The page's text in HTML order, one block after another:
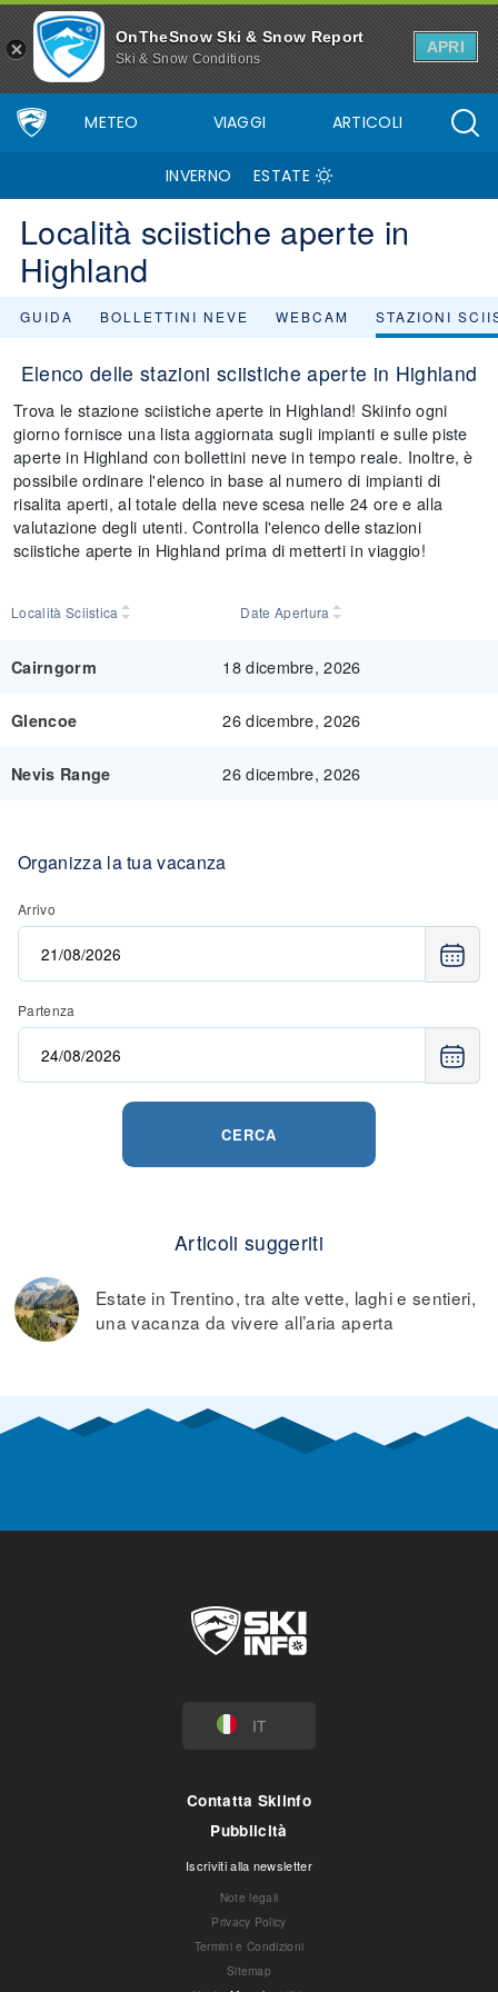
OnTheSnow Ski & Snow Report
Ski & Snow Conditions
APRI
METEO VIAGGI ARTICOLI
INVERNO ESTATE
Località sciistiche aperte in
Highland
GUIDA BOLLETTINI NEVE WEBCAM STAZIONI
Elenco delle stazioni sciistiche aperte in Highland
Trova le stazione sciistiche aperte in Highland! Skiinfo ogni
giorno fornisce una lista aggiornata sugli impianti e sulle piste
aperte in Highland con bollettini neve in tempo reale. Inoltre, è
possibile ordinare l'elenco in base al numero di impianti di
risalita aperti, al totale della neve scesa nelle 24 ore e alla
valutazione degli utenti. Controlla l'elenco delle stazioni
sciistiche aperte in Highland prima di metterti in viaggio!
Località Sciistica Date Apertura
Cairngorm 18 dicembre, 2026
Glencoe 26 dicembre, 2026
Nevis Range 26 dicembre, 2026
Organizza la tua vacanza
Arrivo
Partenza
CERCA
Articoli suggeriti
Estate in Trentino, tra alte vette, laghi e sentieri,
una vacanza da vivere all’aria aperta
IT
Contatta Skiinfo
Pubblicità
Iscriviti alla newsletter
Note legali
Privacy Policy
Termini e Condizioni
Sitemap